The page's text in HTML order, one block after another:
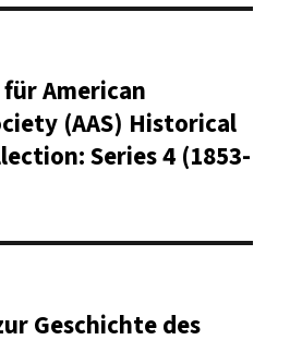
American
(AAS) Historical
Series 4 (1853-
Geschichte des